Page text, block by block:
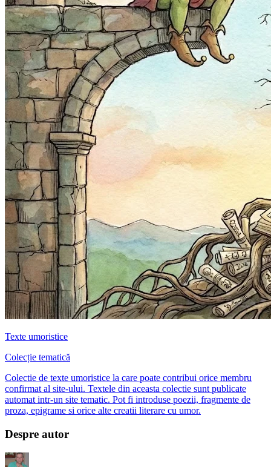
Texte umoristice
Colecție tematică
Colectie de texte umoristice la care poate contribui orice membru
confirmat al site-ului. Textele din aceasta colectie sunt publicate
automat intr-un site tematic. Pot fi introduse poezii, fragmente de
proza, epigrame si orice alte creatii literare cu umor.
Despre autor